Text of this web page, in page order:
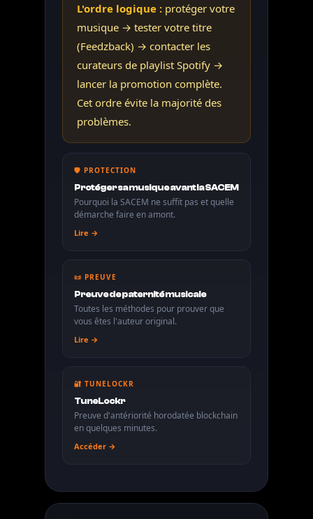
L'ordre logique :protéger votre
musique → tester votre titre
(Feedzback) → contacter les
curateurs de playlist Spotify →
lancer la promotion complète.
Cet ordre évite la majorité des
problèmes.
🛡️ PROTECTION
Protéger sa musique avant la SACEM
Pourquoi la SACEM ne suffit pas et quelle
démarche faire en amont.
Lire →
📜 PREUVE
Preuve de paternité musicale
Toutes les méthodes pour prouver que
vous êtes l'auteur original.
Lire →
🔐 TUNELOCKR
TuneLockr
Preuve d'antériorité horodatée blockchain
en quelques minutes.
Accéder →